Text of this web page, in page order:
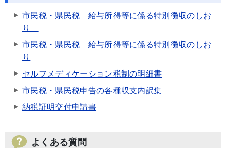
市民税・県民税 給与所得等に係る特別徴収のしお
り
市民税・県民税 給与所得等に係る特別徴収のしお
り
セルフメディケーション税制の明細書
市民税・県民税申告の各種収支内訳集
納税証明交付申請書
よくある質問